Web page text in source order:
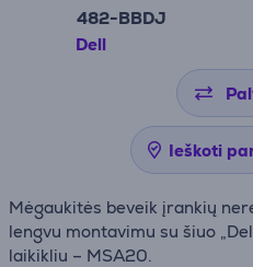
482-BBDJ
Dell
Ieškoti
Mėgaukitės beveik įrankių
lengvu montavimu su šiuo
laikikliu – MSA20.